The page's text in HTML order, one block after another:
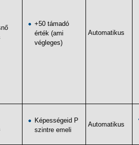
+50 támadó
érték (ami
végleges)
Automatikus
Képességeid P
szintre emeli
Automatikus